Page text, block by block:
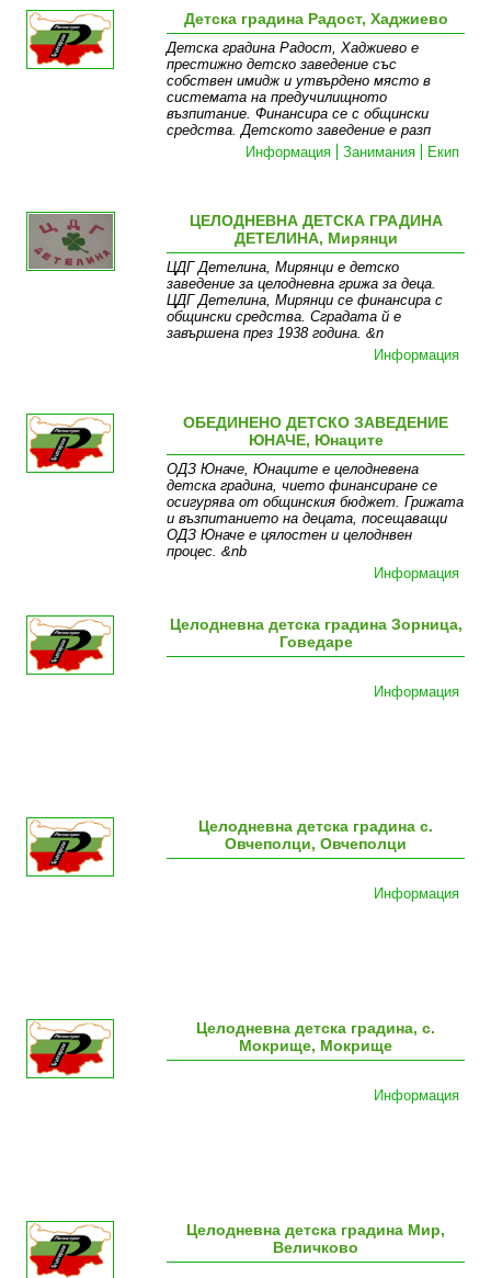
Детска градина Радост, Хаджиево
Детска градина Радост, Хаджиево е
престижно детско заведение със
собствен имидж и утвърдено място в
системата на предучилищното
възпитание. Финансира се с общински
средства. Детското заведение е разп
Информация
Занимания Екип
ЦЕЛОДНЕВНА ДЕТСКА ГРАДИНА
ДЕТЕЛИНА, Мирянци
ЦДГ Детелина, Мирянци е детско
заведение за целодневна грижа за деца.
ЦДГ Детелина, Мирянци се финансира с
общински средства. Сградата й е
завършена през 1938 година. &n
Информация
ОБЕДИНЕНО ДЕТСКО ЗАВЕДЕНИЕ
ЮНАЧЕ, Юнаците
ОДЗ Юначе, Юнаците е целодневена
детска градина, чието финансиране се
осигурява от общинския бюджет. Грижата
и възпитанието на децата, посещаващи
ОДЗ Юначе е цялостен и целоднвен
процес. &nb
Информация
Целодневна детска градина Зорница,
Говедаре
Информация
Целодневна детска градина с.
Овчеполци, Овчеполци
Информация
Целодневна детска градина, с.
Мокрище, Мокрище
Информация
Целодневна детска градина Мир,
Величково